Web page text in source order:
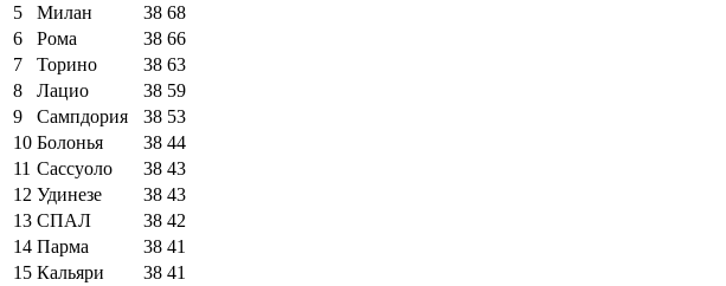
5
Милан 38 68
6
Рома 38 66
7
Торино 38 63
8
Лацио 38 59
9
Сампдория 38 53
10 Болонья 38 44
11 Сассуоло 38 43
12 Удинезе 38 43
13 СПАЛ 38 42
14 Парма 38 41
15 Кальяри 38 41